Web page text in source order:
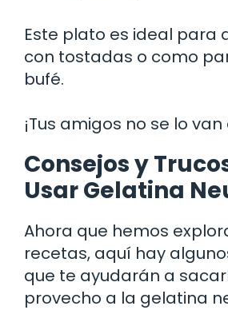
Este plato es ideal para
con tostadas o como
bufé.
¡Tus amigos no se lo
Consejos y
Usar Gelatina
Ahora que hemos
recetas, aquí hay
que te ayudarán a
provecho a la gelatina